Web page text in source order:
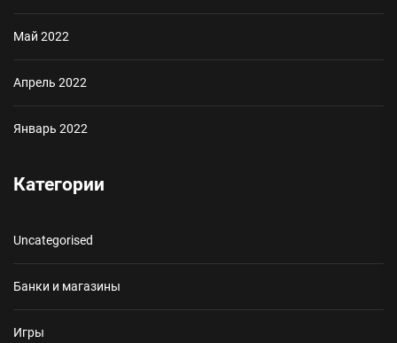
Май 2022
Апрель 2022
Январь 2022
Категории
Uncategorised
Банки и магазины
Игры